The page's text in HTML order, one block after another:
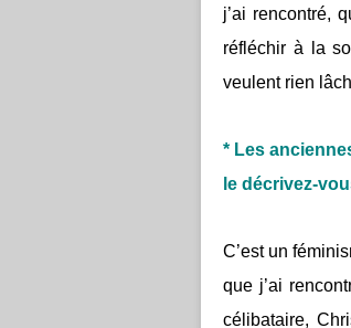
j’ai rencontré,
réfléchir à la
veulent rien
* Les
le décrivez-
C’est un
que j’ai
célibataire,